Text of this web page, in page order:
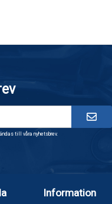
till våra nyhetsbrev.
Information